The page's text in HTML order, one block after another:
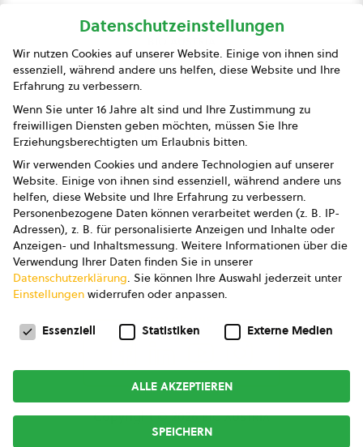
Presse
Impressum
Datenschutz
AGB
AGB Marketing GmbH
AGB Bildung
Newsletter
Copyright © 2026bio austria
Datenschutzeinstellungen
Wir nutzen Cookies auf unserer Website. Einige von ihnen sind
essenziell, während andere uns helfen, diese Website und Ihre
Erfahrung zu verbessern.
Wenn Sie unter 16 Jahre alt sind und Ihre Zustimmung zu
freiwilligen Diensten geben möchten, müssen Sie Ihre
Erziehungsberechtigten um Erlaubnis bitten.
Wir verwenden Cookies und andere Technologien auf unserer
Website. Einige von ihnen sind essenziell, während andere uns
helfen, diese Website und Ihre Erfahrung zu verbessern.
Personenbezogene Daten können verarbeitet werden (z. B. IP-
Adressen), z. B. für personalisierte Anzeigen und Inhalte oder
Anzeigen- und Inhaltsmessung. Weitere Informationen über die
Verwendung Ihrer Daten finden Sie in unserer
Datenschutzerklärung. Sie können Ihre Auswahl jederzeit unter
Einstellungen widerrufen oder anpassen.
Datenschutzeinstellungen
Essenziell Statistiken Externe Medien
ALLE AKZEPTIEREN
SPEICHERN